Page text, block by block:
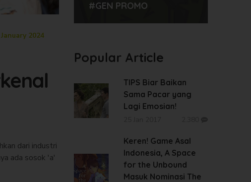
January 2024
dari industri
ada sosok 'a'
#GEN PROMO
Popular Article
TIPS Biar Baikan
Sama Pacar yang
Lagi Emosian!
Keren! Game Asal
Indonesia, A Space
for the Unbound
Masuk Nominasi The